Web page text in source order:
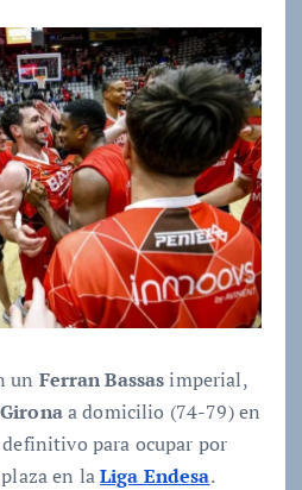
un Ferran Bassasimperial,
a domicilio (74-79) en
para ocupar por
en laLiga Endesa.